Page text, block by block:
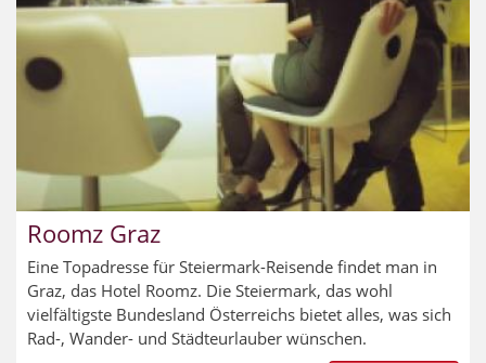
Roomz Graz
Eine Topadresse für Steiermark-Reisende findet man in
Graz, das Hotel Roomz. Die Steiermark, das wohl
vielfältigste Bundesland Österreichs bietet alles, was sich
Rad-, Wander- und Städteurlauber wünschen.